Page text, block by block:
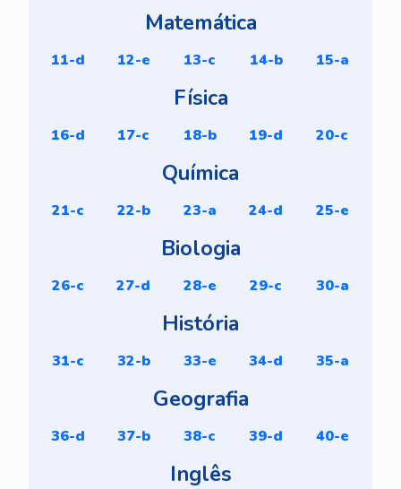
Matemática
11-d 12-e 13-c 14-b 15-a
Física
16-d 17-c 18-b 19-d 20-c
Química
21-c 22-b 23-a 24-d 25-e
Biologia
26-c 27-d 28-e 29-c 30-a
História
31-c 32-b 33-e 34-d 35-a
Geografia
36-d 37-b 38-c 39-d 40-e
Inglês